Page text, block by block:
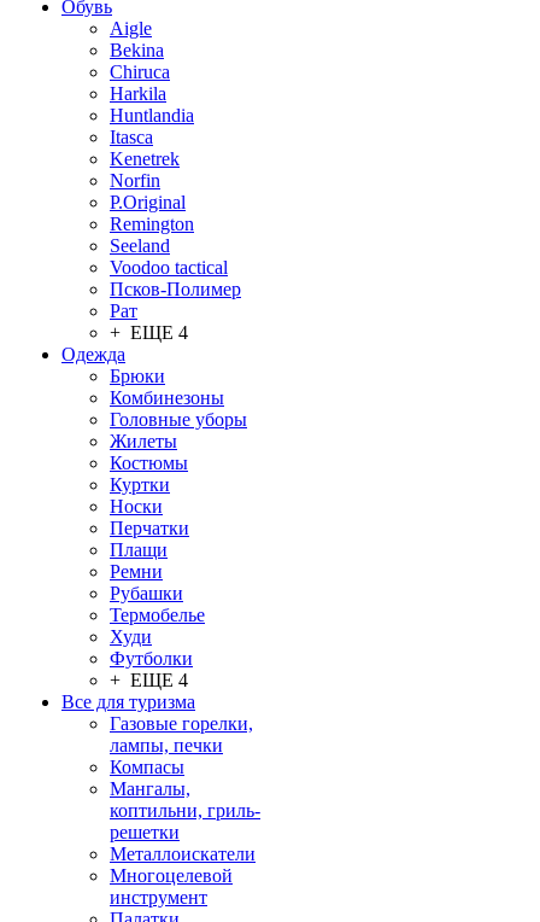
Обувь
Aigle
Bekina
Chiruсa
Harkila
Huntlandia
Itasca
Kenetrek
Norfin
P.Original
Remington
Seeland
Voodoo tactical
Псков-Полимер
Рат
+ ЕЩЕ 4
Одежда
Брюки
Комбинезоны
Головные уборы
Жилеты
Костюмы
Куртки
Носки
Перчатки
Плащи
Ремни
Рубашки
Термобелье
Худи
Футболки
+ ЕЩЕ 4
Все для туризма
Газовые горелки,
лампы, печки
Компасы
Мангалы,
коптильни, гриль-
решетки
Металлоискатели
Многоцелевой
инструмент